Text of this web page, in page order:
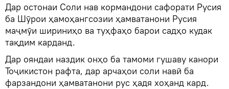
Дар остонаи Соли нав кормандони сафорати Русия
ба Шӯрои ҳамоҳангсозии ҳамватанони Русия
маҷмӯи шириниҳо ва туҳфаҳо барои садҳо кудак
тақдим карданд.
Дар ояндаи наздик онҳо ба тамоми гушаву канори
Тоҷикистон рафта, дар арчаҳои соли навӣ ба
фарзандони ҳамватанони рус ҳадя хоҳанд кард.